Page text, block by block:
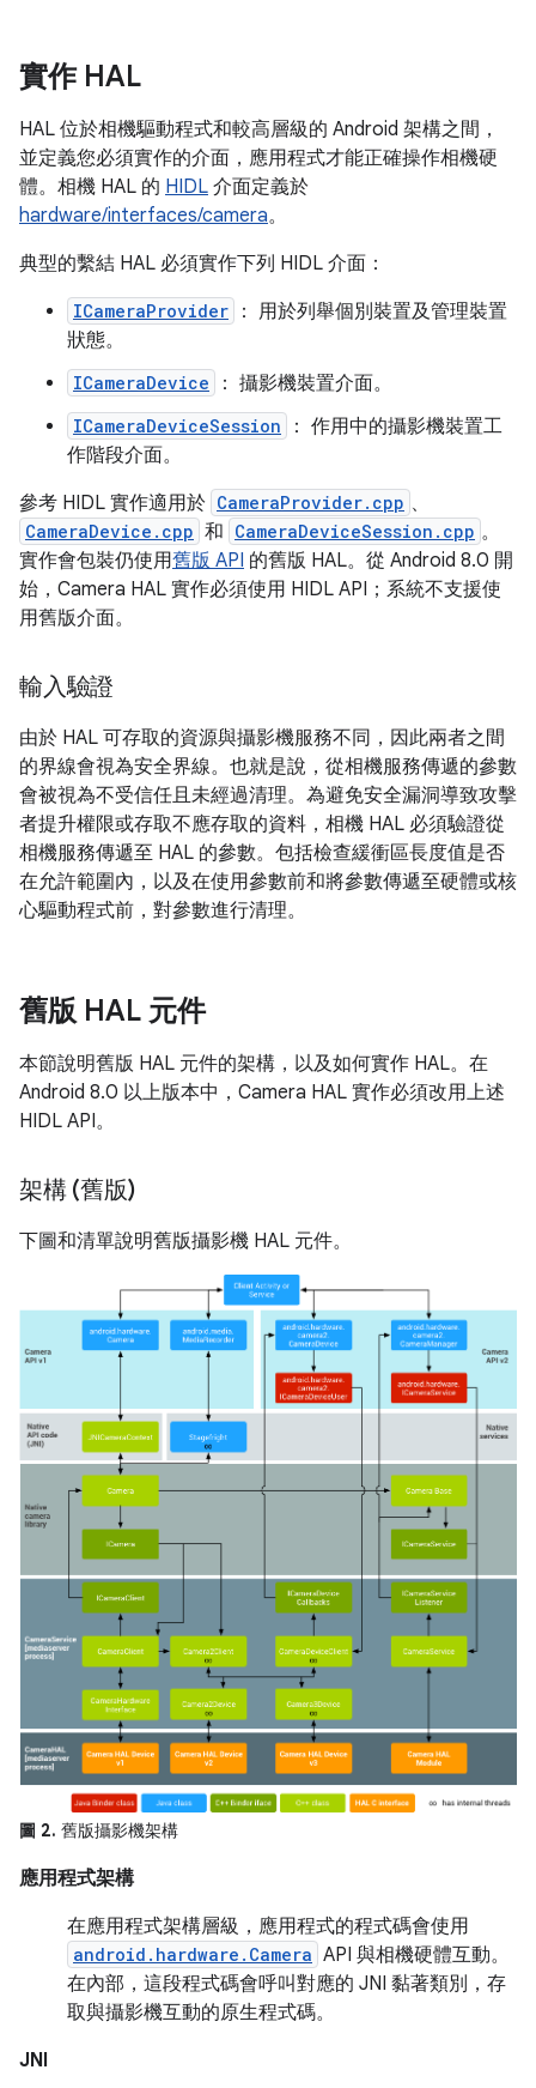
實作 HAL
HAL 位於相機驅動程式和較高層級的 Android 架構之間，
並定義您必須實作的介面，應用程式才能正確操作相機硬
體。相機 HAL 的 HIDL 介面定義於
hardware/interfaces/camera。
典型的繫結 HAL 必須實作下列 HIDL 介面：
ICameraProvider
： 用於列舉個別裝置及管理裝置
狀態。
ICameraDevice ： 攝影機裝置介面。
ICameraDeviceSession
： 作用中的攝影機裝置工
作階段介面。
參考 HIDL 實作適用於 CameraProvider.cpp 、
CameraDevice.cpp 和 CameraDeviceSession.cpp 。
實作會包裝仍使用舊版 API 的舊版 HAL。從 Android 8.0 開
始，Camera HAL 實作必須使用 HIDL API；系統不支援使
用舊版介面。
輸入驗證
由於 HAL 可存取的資源與攝影機服務不同，因此兩者之間
的界線會視為安全界線。也就是說，從相機服務傳遞的參數
會被視為不受信任且未經過清理。為避免安全漏洞導致攻擊
者提升權限或存取不應存取的資料，相機 HAL 必須驗證從
相機服務傳遞至 HAL 的參數。包括檢查緩衝區長度值是否
在允許範圍內，以及在使用參數前和將參數傳遞至硬體或核
心驅動程式前，對參數進行清理。
舊版 HAL 元件
本節說明舊版 HAL 元件的架構，以及如何實作 HAL。在
Android 8.0 以上版本中，Camera HAL 實作必須改用上述
HIDL API。
架構 (舊版)
下圖和清單說明舊版攝影機 HAL 元件。
圖 2. 舊版攝影機架構
應用程式架構
在應用程式架構層級，應用程式的程式碼會使用
android.hardware.Camera API 與相機硬體互動。
在內部，這段程式碼會呼叫對應的 JNI 黏著類別，存
取與攝影機互動的原生程式碼。
JNI